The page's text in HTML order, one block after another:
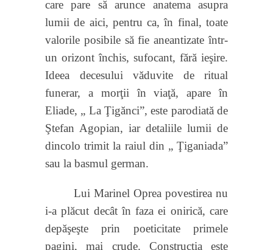
care pare să arunce anatema asupra
lumii de aici, pentru ca, în final, toate
valorile posibile să fie aneantizate într-
un orizont închis, sufocant, fără ieşire.
Ideea decesului văduvite de ritual
funerar, a morţii în viaţă, apare în
Eliade, „ La Ţigănci”, este parodiată de
Ştefan Agopian, iar detaliile lumii de
dincolo trimit la raiul din „ Ţiganiada”
sau la basmul german.
Lui Marinel Oprea povestirea nu
i-a plăcut decât în faza ei onirică, care
depăşeşte prin poeticitate primele
pagini, mai crude. Construcţia este